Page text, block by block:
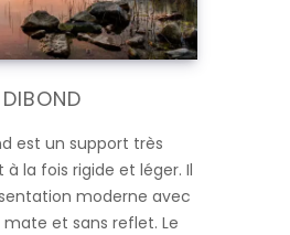
DIBOND
est un support très
la fois rigide et léger. Il
moderne avec
et sans reflet. Le